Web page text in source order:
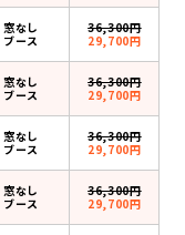
窓なし
ブース
36,300円
29,700円
窓なし
ブース
36,300円
29,700円
窓なし
ブース
36,300円
29,700円
窓なし
ブース
36,300円
29,700円